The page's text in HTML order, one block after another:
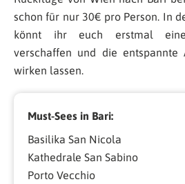
schon für nur 30€ pro Person. In
könnt ihr euch erstmal
verschaffen und die entspannte
wirken lassen.
Must-Sees in Bari:
Basilika San Nicola
Kathedrale San Sabino
Porto Vecchio